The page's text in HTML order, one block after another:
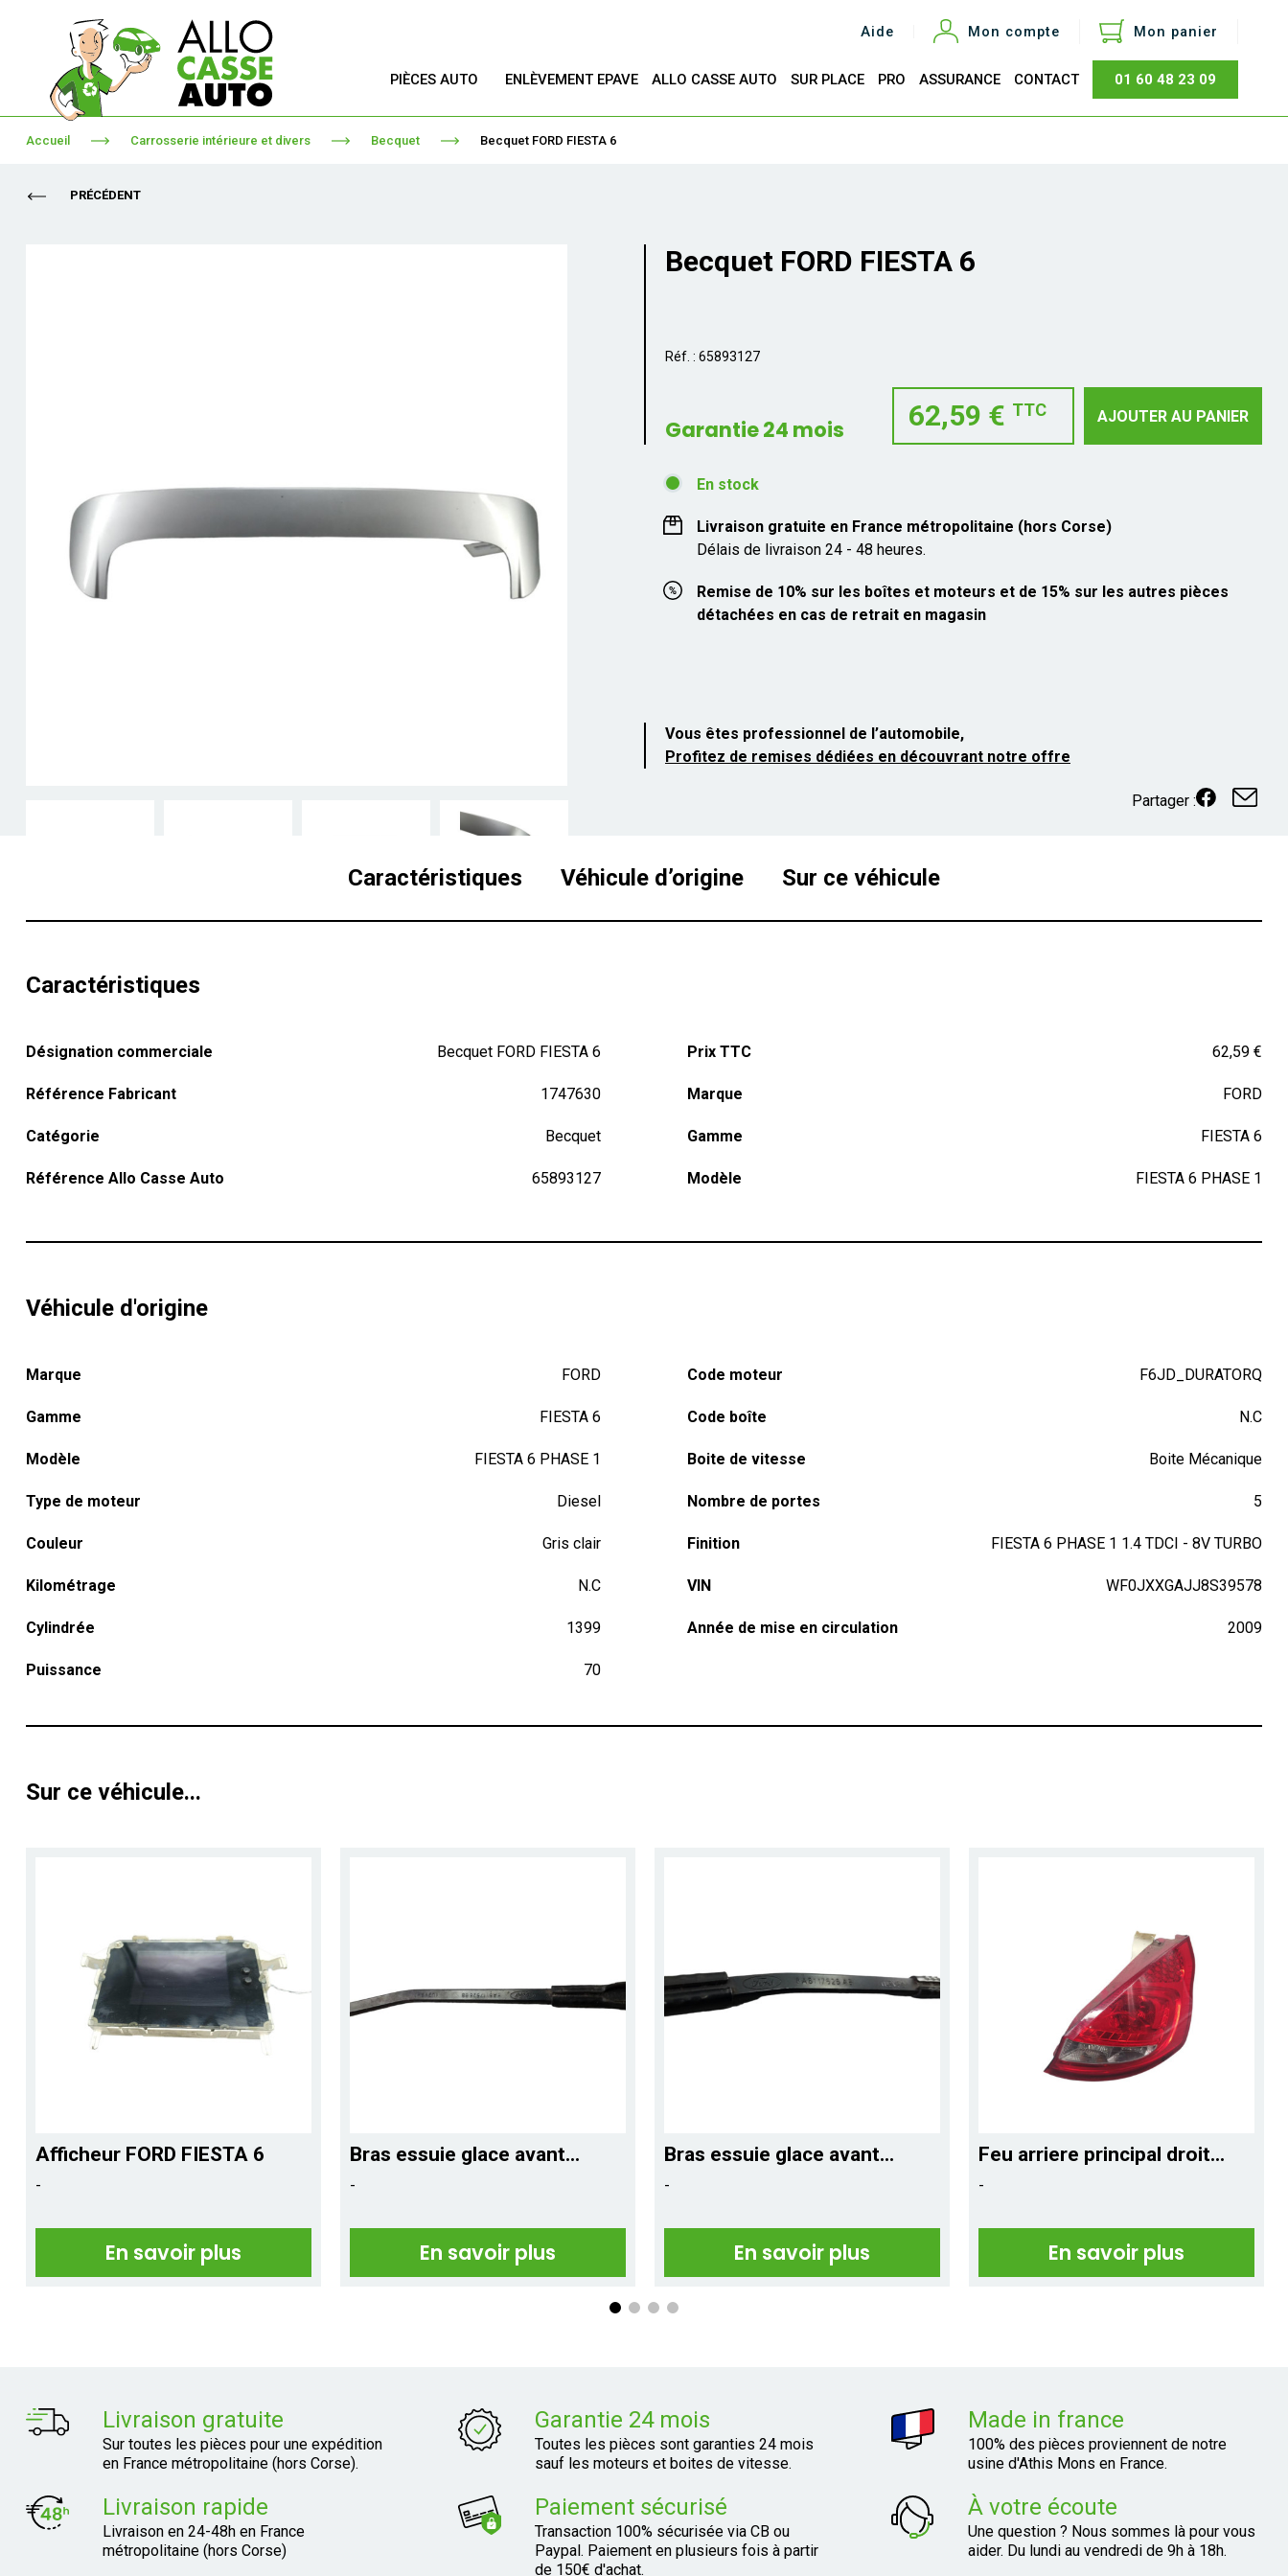
Aide Mon compte Mon panier
Total
PIÈCES AUTO ENLÈVEMENT EPAVE ALLO CASSE AUTO SUR PLACE PRO ASSURANCE CONTACT 01 60 48 23 09
Accueil Carrosserie intérieure et divers Becquet Becquet FORD FIESTA 6
PRÉCÉDENT
Becquet FORD FIESTA 6
Réf. : 65893127
Garantie 24 mois 62,59 € TTC AJOUTER AU PANIER
En stock
Livraison gratuite en France métropolitaine (hors Corse)
Délais de livraison 24 - 48 heures.
Remise de 10% sur les boîtes et moteurs et de 15% sur les autres pièces
détachées en cas de retrait en magasin
Vous êtes professionnel de l’automobile,
Profitez de remises dédiées en découvrant notre offre
Partager :
Caractéristiques Véhicule d’origine Sur ce véhicule
Caractéristiques
Désignation commerciale Becquet FORD FIESTA 6
Référence Fabricant 1747630
Catégorie Becquet
Référence Allo Casse Auto 65893127
Prix TTC 62,59 €
Marque FORD
Gamme FIESTA 6
Modèle FIESTA 6 PHASE 1
Véhicule d'origine
Marque FORD
Gamme FIESTA 6
Modèle FIESTA 6 PHASE 1
Type de moteur Diesel
Couleur Gris clair
Kilométrage N.C
Cylindrée 1399
Puissance 70
Code moteur F6JD_DURATORQ
Code boîte N.C
Boite de vitesse Boite Mécanique
Nombre de portes 5
Finition FIESTA 6 PHASE 1 1.4 TDCI - 8V TURBO
VIN WF0JXXGAJJ8S39578
Année de mise en circulation 2009
Sur ce véhicule...
Afficheur FORD FIESTA 6
-
En savoir plus
Bras essuie glace avant...
-
En savoir plus
Bras essuie glace avant...
-
En savoir plus
Feu arriere principal droit...
-
En savoir plus
Livraison gratuite
Sur toutes les pièces pour une expédition
en France métropolitaine (hors Corse).
Garantie 24 mois
Toutes les pièces sont garanties 24 mois
sauf les moteurs et boites de vitesse.
Made in france
100% des pièces proviennent de notre
usine d'Athis Mons en France.
Livraison rapide
Livraison en 24-48h en France
métropolitaine (hors Corse)
Paiement sécurisé
Transaction 100% sécurisée via CB ou
Paypal. Paiement en plusieurs fois à partir
de 150€ d'achat.
À votre écoute
Une question ? Nous sommes là pour vous
aider. Du lundi au vendredi de 9h à 18h.